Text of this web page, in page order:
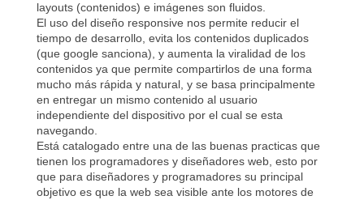
layouts (contenidos) e imágenes son fluidos.
El uso del diseño responsive nos permite reducir el
tiempo de desarrollo, evita los contenidos duplicados
(que google sanciona), y aumenta la viralidad de los
contenidos ya que permite compartirlos de una forma
mucho más rápida y natural, y se basa principalmente
en entregar un mismo contenido al usuario
independiente del dispositivo por el cual se esta
navegando.
Está catalogado entre una de las buenas practicas que
tienen los programadores y diseñadores web, esto por
que para diseñadores y programadores su principal
objetivo es que la web sea visible ante los motores de